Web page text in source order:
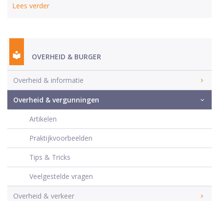
Lees verder
OVERHEID & BURGER
Overheid & informatie
Overheid & vergunningen
Artikelen
Praktijkvoorbeelden
Tips & Tricks
Veelgestelde vragen
Overheid & verkeer